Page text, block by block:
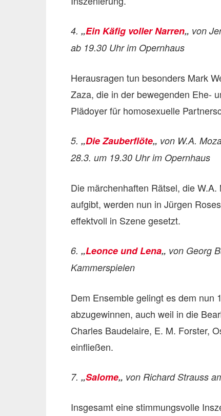
4. „Ein Käfig voller Narren„ von
ab 19.30 Uhr im Opernhaus
Herausragen tun besonders Mark
Zaza, die in der bewegenden Ehe-
Plädoyer für homosexuelle
5. „Die Zauberflöte„ von W.A.
28.3. um 19.30 Uhr im Opernhaus
Die märchenhaften Rätsel, die
aufgibt, werden nun in Jürgen
effektvoll in Szene gesetzt.
6. „Leonce und Lena„ von Georg
Kammerspielen
Dem Ensem­ble gelingt es dem nun
abzu­ge­win­nen, auch weil in die
Charles Bau­de­laire, E. M. Fors­ter,
ein­flie­ßen.
7. „Salome„ von Richard Strauss
Insgesamt eine stimmungsvolle